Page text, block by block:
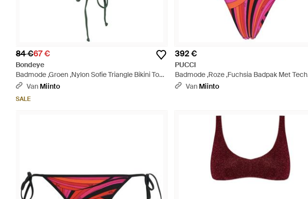
84 €67 €
Bondeye
Badmode ,Groen ,Nylon Sofie Triangle Bikini Top
- Groen
Van Miinto
SALE
392 €
PUCCI
Badmode ,Roze ,Fuchsia Badpak Met Tech
Fabric Details Voor - Rood
Van Miinto